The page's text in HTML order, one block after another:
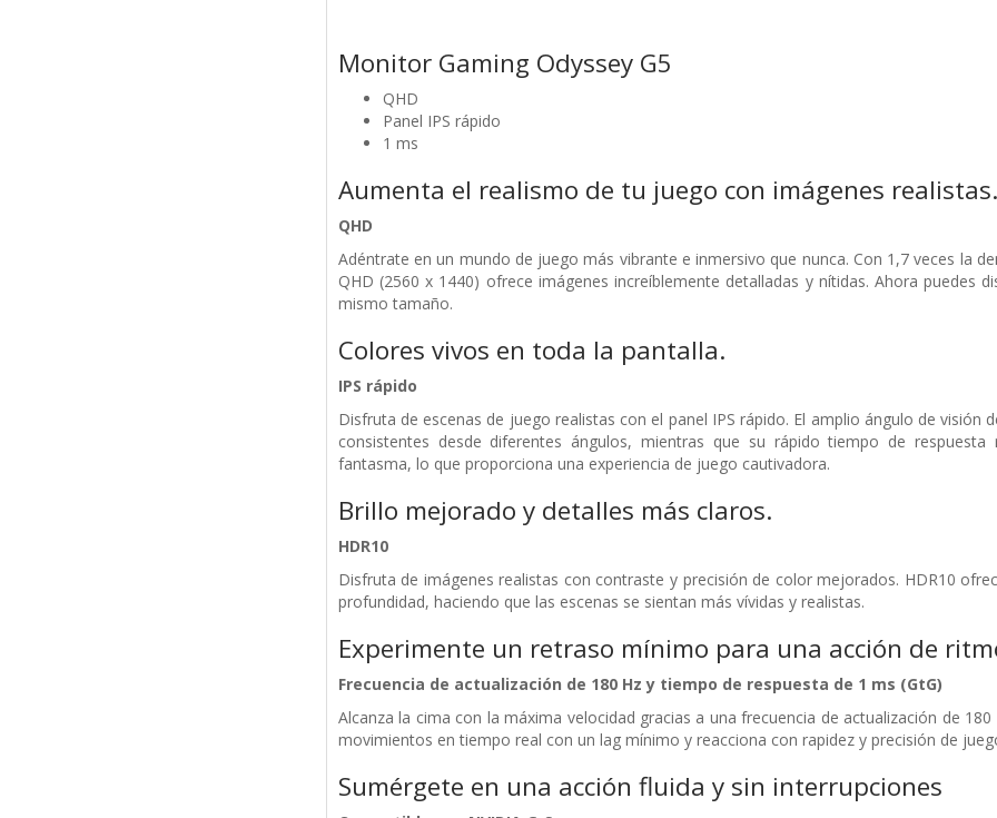
Monitor Gaming Odyssey G5
QHD
Panel IPS rápido
1 ms
Aumenta el realismo de tu juego con imágenes realistas.
QHD
Adéntrate en un mundo de juego más vibrante e inmersivo que nunca. Con 1,7 veces la
QHD (2560 x 1440) ofrece imágenes increíblemente detalladas y nítidas. Ahora puedes
mismo tamaño.
Colores vivos en toda la pantalla.
IPS rápido
Disfruta de escenas de juego realistas con el panel IPS rápido. El amplio ángulo de
consistentes desde diferentes ángulos, mientras que su rápido tiempo de
fantasma, lo que proporciona una experiencia de juego cautivadora.
Brillo mejorado y detalles más claros.
HDR10
Disfruta de imágenes realistas con contraste y precisión de color mejorados. HDR10
profundidad, haciendo que las escenas se sientan más vívidas y realistas.
Experimente un retraso mínimo para una acción de
Frecuencia de actualización de 180 Hz y tiempo de respuesta de 1 ms (GtG)
Alcanza la cima con la máxima velocidad gracias a una frecuencia de actualización de
movimientos en tiempo real con un lag mínimo y reacciona con rapidez y precisión de
Sumérgete en una acción fluida y sin interrupciones